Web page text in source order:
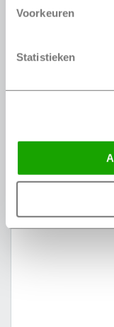
Voorkeuren
Statistieken